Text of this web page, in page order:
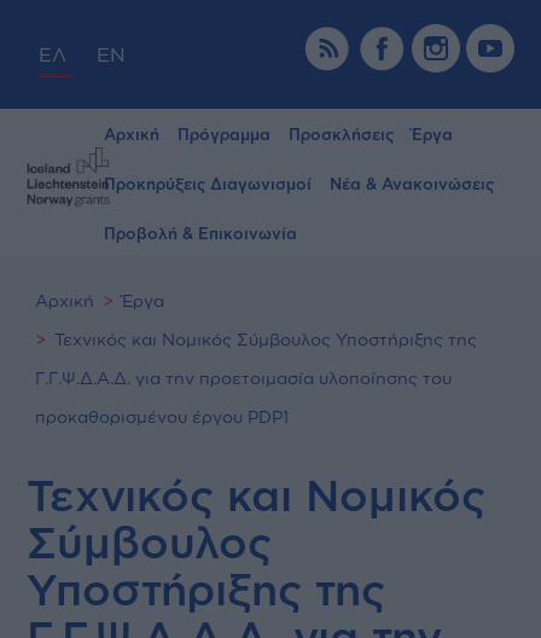
ΕΛ EN
Αρχική Πρόγραμμα Προσκλήσεις Έργα
Προκηρύξεις Διαγωνισμοί Νέα & Ανακοινώσεις
Προβολή & Επικοινωνία
Αρχική Έργα
Τεχνικός και Νομικός Σύμβουλος Υποστήριξης της
Γ.Γ.Ψ.Δ.Α.Δ. για την προετοιμασία υλοποίησης του
προκαθορισμένου έργου PDP1
Τεχνικός και Νομικός
Σύμβουλος
Υποστήριξης της